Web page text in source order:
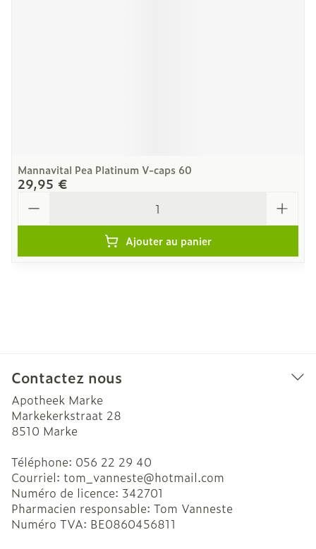
Mannavital Pea Platinum V-caps 60
29,95 €
Ajouter au panier
Contactez nous
Apotheek Marke
Markekerkstraat 28
8510 Marke
Téléphone: 056 22 29 40
Courriel: tom_vanneste@hotmail.com
Numéro de licence: 342701
Pharmacien responsable: Tom Vanneste
Numéro TVA: BE0860456811